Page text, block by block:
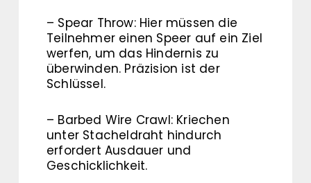
– Spear Throw: Hier müssen die
Teilnehmer einen Speer auf ein Ziel
werfen, um das Hindernis zu
überwinden. Präzision ist der
Schlüssel.
– Barbed Wire Crawl: Kriechen
unter Stacheldraht hindurch
erfordert Ausdauer und
Geschicklichkeit.